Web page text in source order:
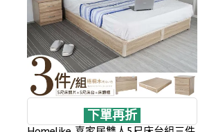
下單再折